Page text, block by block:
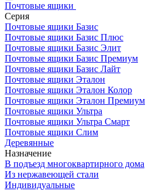
Почтовые ящики
Серия
Почтовые ящики Базис
Почтовые ящики Базис Плюс
Почтовые ящики Базис Элит
Почтовые ящики Базис Премиум
Почтовые ящики Базис Лайт
Почтовые ящики Эталон
Почтовые ящики Эталон Колор
Почтовые ящики Эталон Премиум
Почтовые ящики Ультра
Почтовые ящики Ультра Смарт
Почтовые ящики Слим
Деревянные
Назначение
В подъезд многоквартирного дома
Из нержавеющей стали
Индивидуальные